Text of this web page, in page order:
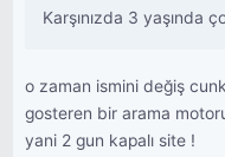
Karşınızda 3 yaşında
o zaman ismini değiş
gosteren bir arama
yani 2 gun kapalı site !